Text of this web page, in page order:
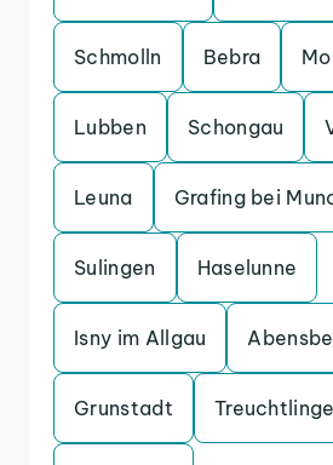
Schmolln Bebra
Lubben Schongau
Leuna Grafing bei
Sulingen Haselunne
Isny im Allgau
Grunstadt